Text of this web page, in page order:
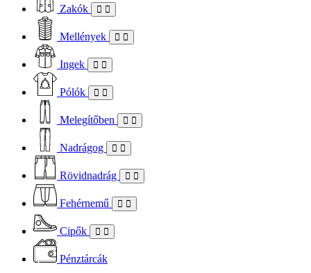
Zakók
Mellények
Ingek
Pólók
Melegítőben
Nadrágog
Rövidnadrág
Fehérnemű
Cipők
Pénztárcák